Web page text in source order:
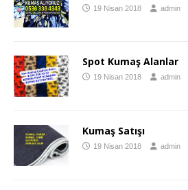
19 Nisan 2018 admin
Spot Kumaş Alanlar
19 Nisan 2018 admin
Kumaş Satışı
19 Nisan 2018 admin